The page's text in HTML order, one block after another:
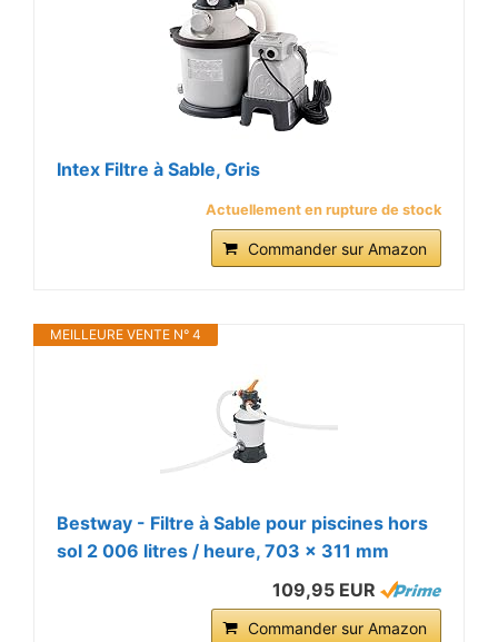
Intex Filtre à Sable, Gris
Actuellement en rupture de stock
Commander sur Amazon
MEILLEURE VENTE N° 4
Bestway - Filtre à Sable pour piscines hors
sol 2 006 litres / heure, 703 x 311 mm
109,95 EUR
Commander sur Amazon